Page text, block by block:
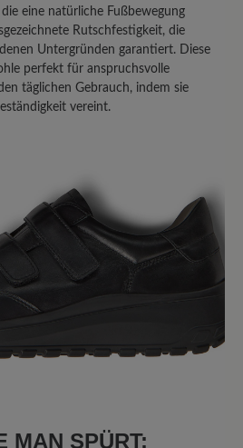
eine natürliche Fußbewegung
Rutschfestigkeit, die
Untergründen garantiert. Diese
perfekt für anspruchsvolle
täglichen Gebrauch, indem sie
vereint.
MAN SPÜRT: